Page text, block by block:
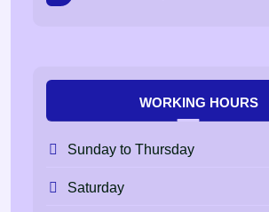
WORKING HOURS
Sunday to Thursday
Saturday